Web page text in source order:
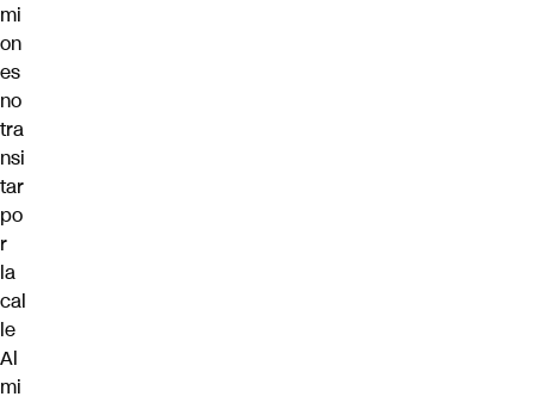
mi
on
es
no
tra
nsi
tar
po
r
la
cal
le
Al
mi